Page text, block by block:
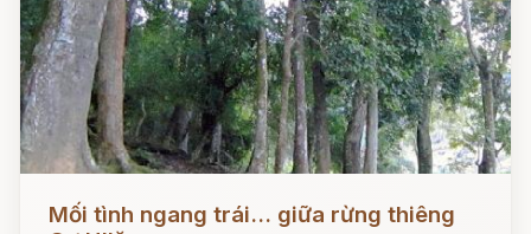
Đọc ngay
Mối tình ngang trái... giữa rừng thiêng